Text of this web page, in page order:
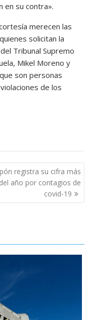
en su contra».
merecen las
solicitan la
Tribunal Supremo
Mikel Moreno y
son personas
de los
registra su cifra más
año por contagios de
covid-19